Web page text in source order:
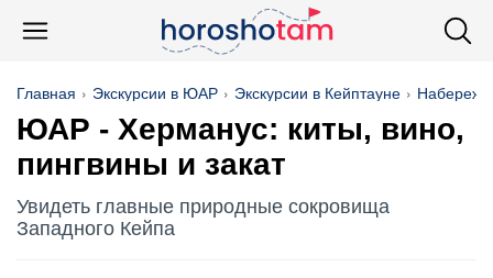
Главная Экскурсии в ЮАР Экскурсии в Кейптауне
ЮАР - Херманус: киты, вино,
пингвины и закат
Увидеть главные природные сокровища
Западного Кейпа